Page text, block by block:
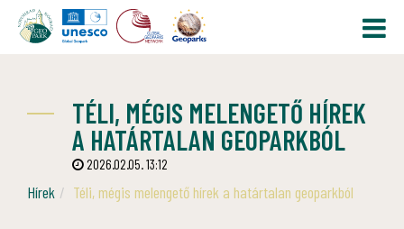
TÉLI, MÉGIS MELENGETŐ HÍREK
A HATÁRTALAN GEOPARKBÓL
2026.02.05. 13:12
Hírek Téli, mégis melengető hírek a határtalan geoparkból